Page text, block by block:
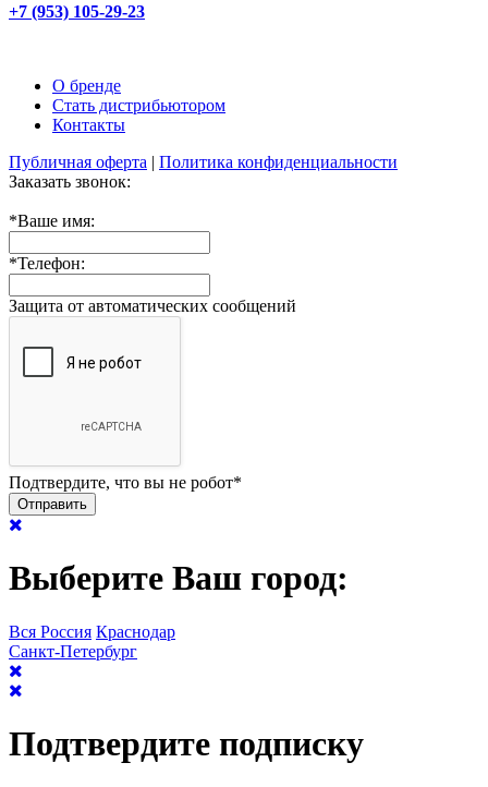
+7 (953) 105-29-23
О бренде
Стать дистрибьютором
Контакты
Публичная оферта | Политика конфиденциальности
Заказать звонок:
*Ваше имя:
*Телефон:
Защита от автоматических сообщений
Подтвердите, что вы не робот*
Выберите Ваш город:
Вся Россия Краснодар
Санкт-Петербург
Подтвердите подписку